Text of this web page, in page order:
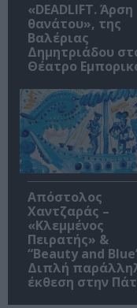
«DEADLIFT. Άρση
θανάτου», της
Βαλέριας
Δημητριάδου
Θέατρο
Απόστολος
Χαντζαράς –
«Κλεμμένος
Πειρατής» &
“Beauty and
Διπλή
έκθεση στην